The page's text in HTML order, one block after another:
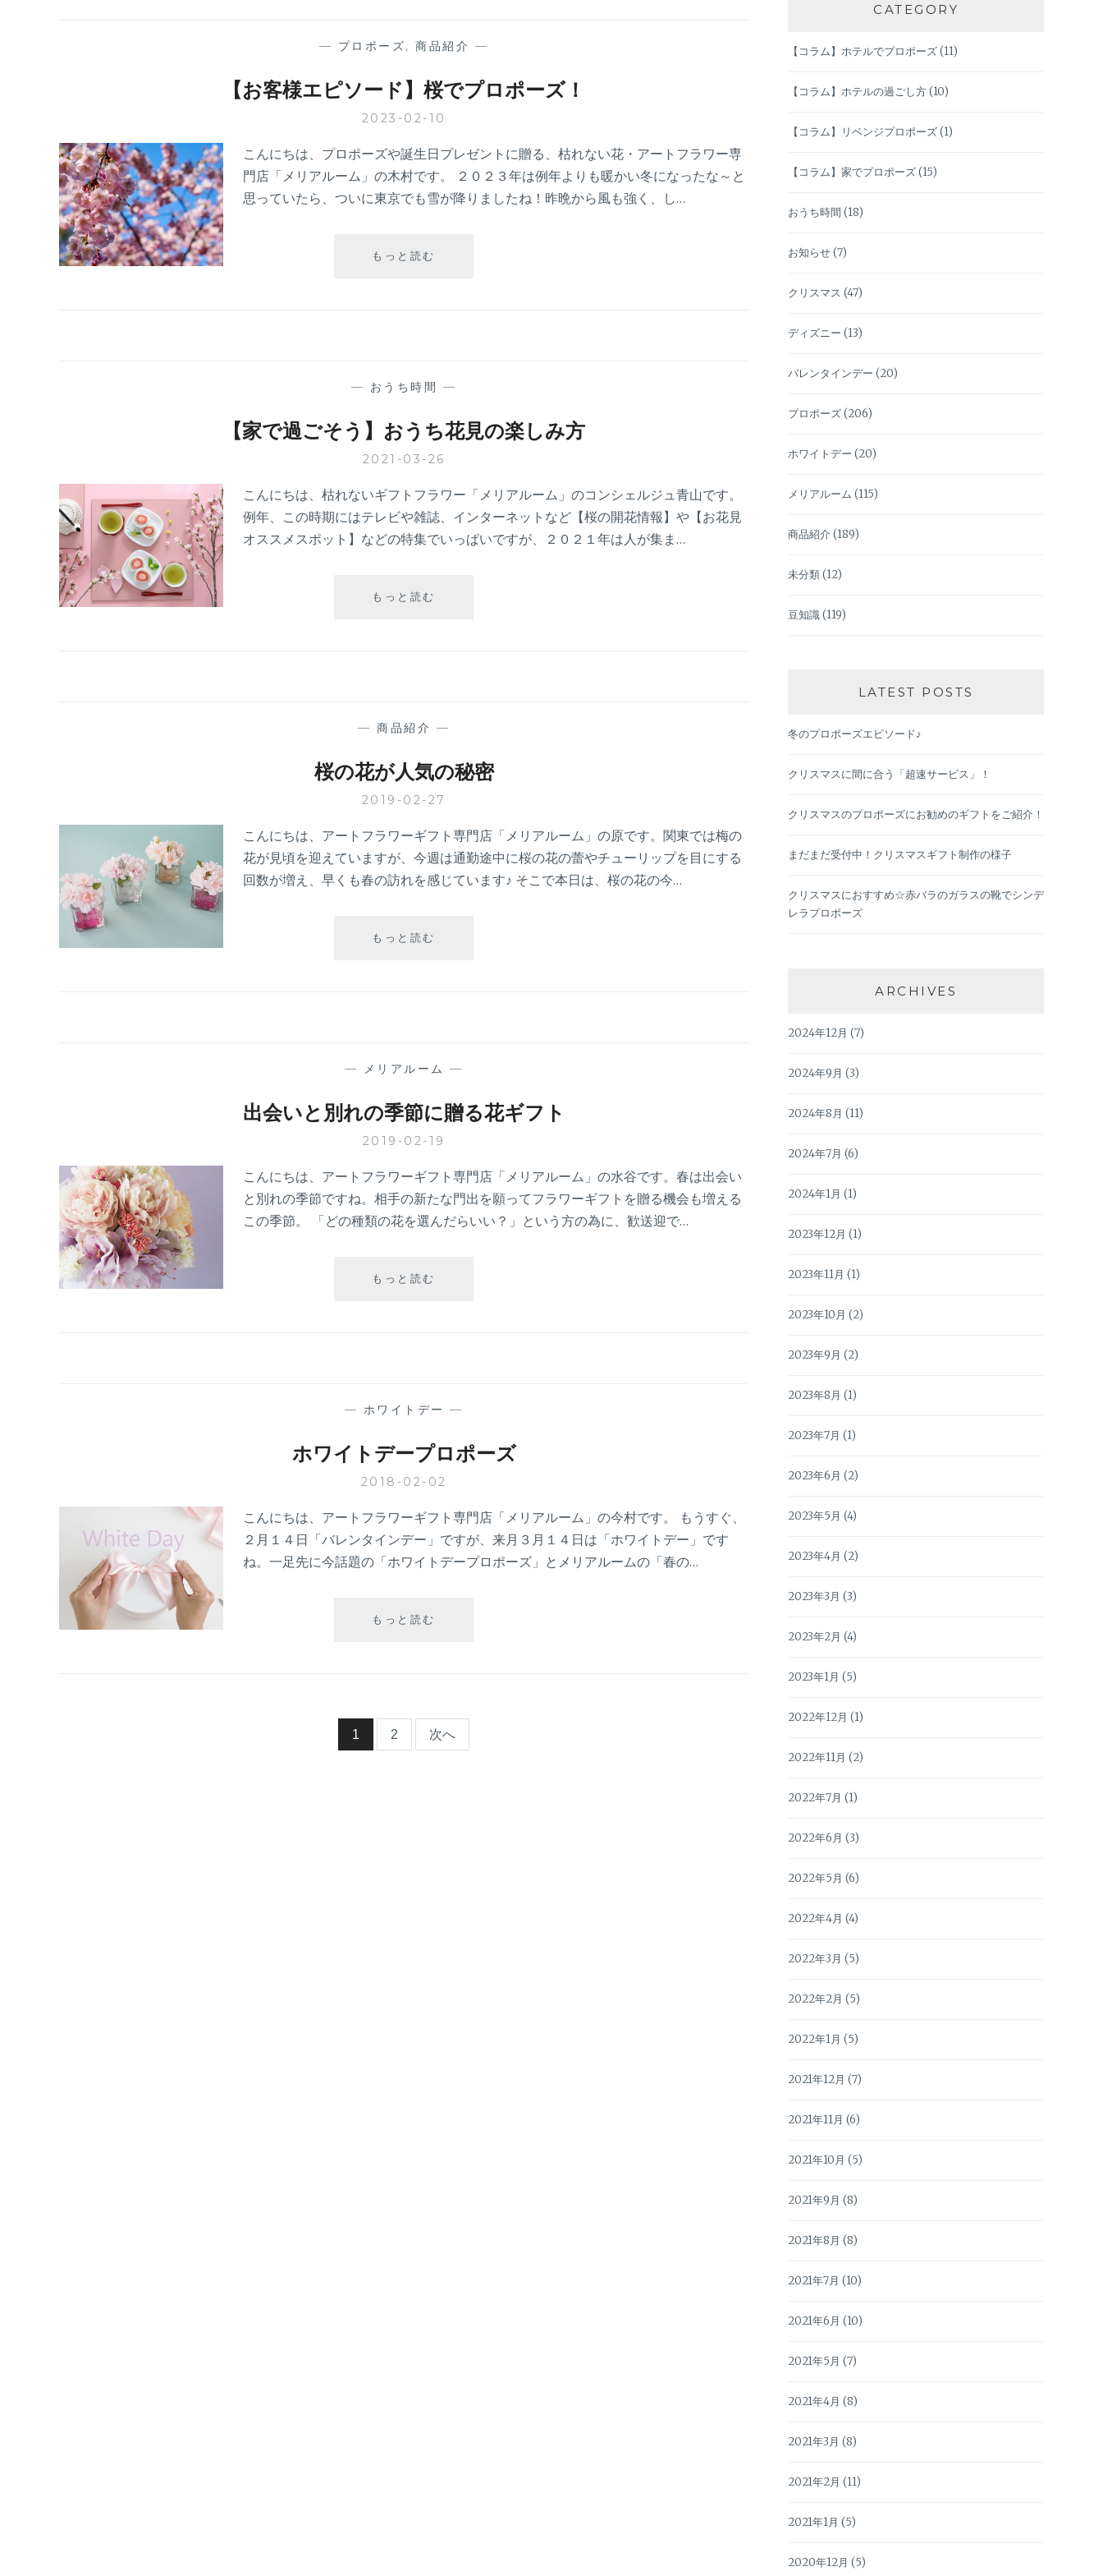
— プロポーズ,商品紹介 —
【お客様エピソード】桜でプロポーズ！
2023-02-10
こんにちは、プロポーズや誕生日プレゼントに贈る、枯れない花・アートフラワー専
門店「メリアルーム」の木村です。 ２０２３年は例年よりも暖かい冬になったな～と
思っていたら、ついに東京でも雪が降りましたね！昨晩から風も強く、し…
もっと読む
ド】
プ
ロ
ー
ズ！
— おうち時間 —
【家で過ごそう】おうち花見の楽しみ方
2021-03-26
こんにちは、枯れないギフトフラワー「メリアルーム」のコンシェルジュ青山です。
例年、この時期にはテレビや雑誌、インターネットなど【桜の開花情報】や【お花見
オススメスポット】などの特集でいっぱいですが、２０２１年は人が集ま…
もっと読む
見
の
し
方
— 商品紹介 —
桜の花が人気の秘密
2019-02-27
こんにちは、アートフラワーギフト専門店「メリアルーム」の原です。関東では梅の
花が見頃を迎えていますが、今週は通勤途中に桜の花の蕾やチューリップを目にする
回数が増え、早くも春の訪れを感じています♪ そこで本日は、桜の花の今…
もっと読む
秘
— メリアルーム —
出会いと別れの季節に贈る花ギフト
2019-02-19
こんにちは、アートフラワーギフト専門店「メリアルーム」の水谷です。春は出会い
と別れの季節ですね。相手の新たな門出を願ってフラワーギフトを贈る機会も増える
この季節。 「どの種類の花を選んだらいい？」という方の為に、歓送迎で…
もっと読む
贈
る
ギ
ト
— ホワイトデー —
ホワイトデープロポーズ
2018-02-02
こんにちは、アートフラワーギフト専門店「メリアルーム」の今村です。 もうすぐ、
２月１４日「バレンタインデー」ですが、来月３月１４日は「ホワイトデー」です
ね。一足先に今話題の「ホワイトデープロポーズ」とメリアルームの「春の…
もっと読む
プ
ロ
1 2 次へ
CATEGORY
【コラム】ホテルでプロポーズ(11)
【コラム】ホテルの過ごし方(10)
【コラム】リベンジプロポーズ(1)
【コラム】家でプロポーズ(15)
おうち時間 (18)
お知らせ(7)
クリスマス (47)
ディズニー (13)
バレンタインデー (20)
プロポーズ(206)
ホワイトデー (20)
メリアルーム (115)
商品紹介 (189)
未分類(12)
豆知識(119)
LATEST POSTS
冬のプロポーズエピソード♪
クリスマスに間に合う「超速サービス」！
クリスマスのプロポーズにお勧めのギフトをご紹介！
まだまだ受付中！クリスマスギフト制作の様子
クリスマスにおすすめ☆赤バラのガラスの靴でシンデ
レラプロポーズ
ARCHIVES
2024年12月 (7)
2024年9月 (3)
2024年8月 (11)
2024年7月 (6)
2024年1月 (1)
2023年12月 (1)
2023年11月 (1)
2023年10月 (2)
2023年9月 (2)
2023年8月 (1)
2023年7月 (1)
2023年6月 (2)
2023年5月 (4)
2023年4月 (2)
2023年3月 (3)
2023年2月 (4)
2023年1月 (5)
2022年12月 (1)
2022年11月 (2)
2022年7月 (1)
2022年6月 (3)
2022年5月 (6)
2022年4月 (4)
2022年3月 (5)
2022年2月 (5)
2022年1月 (5)
2021年12月 (7)
2021年11月 (6)
2021年10月 (5)
2021年9月 (8)
2021年8月 (8)
2021年7月 (10)
2021年6月 (10)
2021年5月 (7)
2021年4月 (8)
2021年3月 (8)
2021年2月 (11)
2021年1月 (5)
2020年12月 (5)